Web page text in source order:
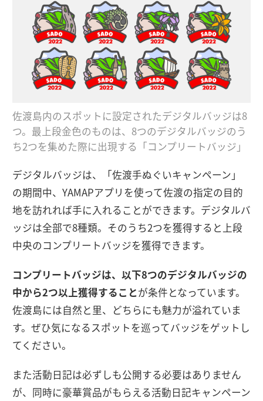
佐渡島内のスポットに設定されたデジタルバッジは8
つ。最上段金色のものは、8つのデジタルバッジのう
ち2つを集めた際に出現する「コンプリートバッジ」
デジタルバッジは、「佐渡手ぬぐいキャンペーン」
の期間中、YAMAPアプリを使って佐渡の指定の目的
地を訪れれば手に入れることができます。デジタルバ
ッジは全部で8種類。そのうち2つを獲得すると上段
中央のコンプリートバッジを獲得できます。
コンプリートバッジは、以下8つのデジタルバッジの
中から2つ以上獲得することが条件となっています。
佐渡島には自然と里、どちらにも魅力が溢れていま
す。ぜひ気になるスポットを巡ってバッジをゲットし
てください。
また活動日記は必ずしも公開する必要はありません
が、同時に豪華賞品がもらえる活動日記キャンペーン